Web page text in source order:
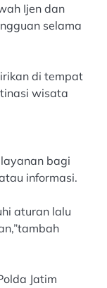
Ijen dan
selama
di tempat
wisata
bagi
informasi.
aturan lalu
Jatim